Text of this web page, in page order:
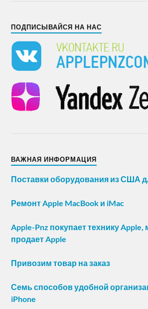
ПОДПИСЫВАЙСЯ НА НАС
ВАЖНАЯ ИНФОРМАЦИЯ
Поставки оборудования из США
Ремонт Apple MacBook и iMac
Apple-Pnz покупает технику Apple,
продает Apple
Привозим товар на заказ
Семь способов удобной
iPhone